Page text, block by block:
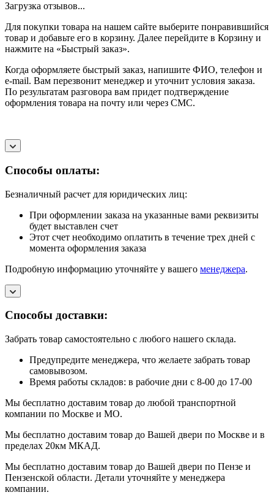
Загрузка отзывов...
Для покупки товара на нашем сайте выберите понравившийся
товар и добавьте его в корзину. Далее перейдите в Корзину и
нажмите на «Быстрый заказ».
Когда оформляете быстрый заказ, напишите ФИО, телефон и
e-mail. Вам перезвонит менеджер и уточнит условия заказа.
По результатам разговора вам придет подтверждение
оформления товара на почту или через СМС.
Способы оплаты:
Безналичный расчет для юридических лиц:
При оформлении заказа на указанные вами реквизиты
будет выставлен счет
Этот счет необходимо оплатить в течение трех дней с
момента оформления заказа
Подробную информацию уточняйте у вашего менеджера.
Способы доставки:
Забрать товар самостоятельно с любого нашего склада.
Предупредите менеджера, что желаете забрать товар
самовывозом.
Время работы складов: в рабочие дни с 8-00 до 17-00
Мы бесплатно доставим товар до любой транспортной
компании по Москве и МО.
Мы бесплатно доставим товар до Вашей двери по Москве и в
пределах 20км МКАД.
Мы бесплатно доставим товар до Вашей двери по Пензе и
Пензенской области. Детали уточняйте у менеджера
компании.